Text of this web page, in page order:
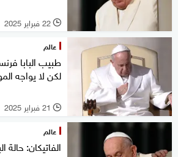
l 22 فبراير 2025
عالم
طبيب البابا
لكن لا يواجه
l 21 فبراير 2025
عالم
الفاتيكان: حالة